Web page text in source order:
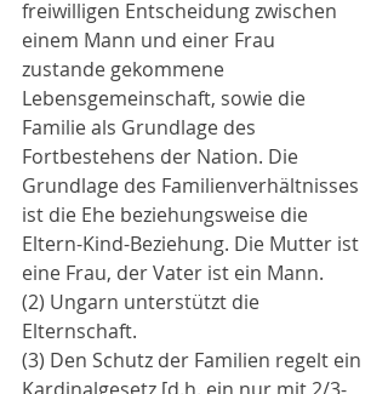
freiwilligen Entscheidung zwischen
einem Mann und einer Frau
zustande gekommene
Lebensgemeinschaft, sowie die
Familie als Grundlage des
Fortbestehens der Nation. Die
Grundlage des Familienverhältnisses
ist die Ehe beziehungsweise die
Eltern-Kind-Beziehung. Die Mutter ist
eine Frau, der Vater ist ein Mann.
(2) Ungarn unterstützt die
Elternschaft.
(3) Den Schutz der Familien regelt ein